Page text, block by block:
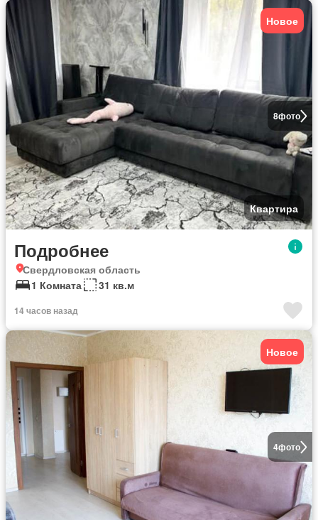
8фото
Новое
Квартира
Подробнее
Свердловская область
1 Комната
31 кв.м
14 часов назад
4фото
Новое